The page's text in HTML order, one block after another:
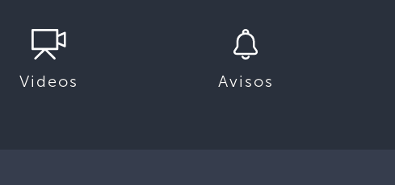
Videos Avisos